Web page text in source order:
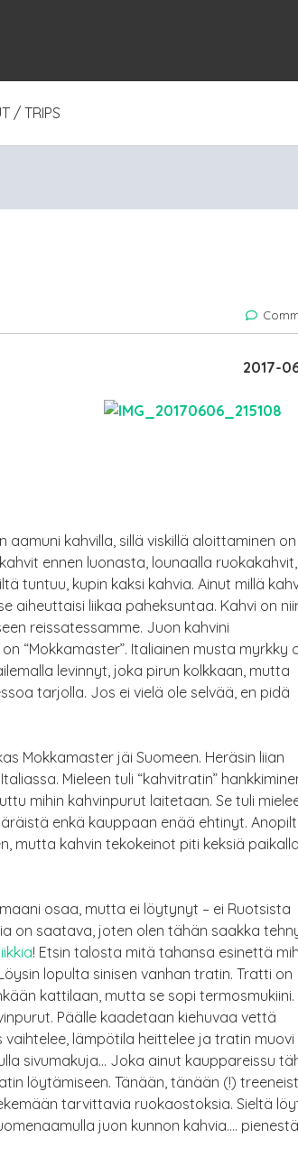
/ TRIPS
2017-
kahvilla, sillä viskillä aloittaminen on
ennen luonasta, lounaalla ruokakahvit,
tuntuu, kupin kaksi kahvia. Ainut millä
aiheuttaisi liikaa paheksuntaa. Kahvi on
reissatessamme. Juon kahvini
“Mokkamaster”. Italiainen musta myrkky
levinnyt, joka pirun kolkkaan, mutta
tarjolla. Jos ei vielä ole selvää, en pidä
Mokkamaster jäi Suomeen. Heräsin liian
Mieleen tuli “kahvitratin”
mihin kahvinpurut laitetaan. Se tuli
enkä kauppaan enää ehtinyt.
mutta kahvin tekokeinot piti keksiä
osaa, mutta ei löytynyt – ei Ruotsista
on saatava, joten olen tähän saakka
! Etsin talosta mitä tahansa esinettä
lopulta sinisen vanhan tratin. Tratti on
kattilaan, mutta se sopi termosmukiini.
Päälle kaadetaan kiehuvaa vettä
lämpötila heittelee ja tratin muovi
sivumakuja… Joka ainut kauppareissu
löytämiseen. Tänään, tänään (!)
tarvittavia ruokaostoksia. Sieltä
juon kunnon kahvia….